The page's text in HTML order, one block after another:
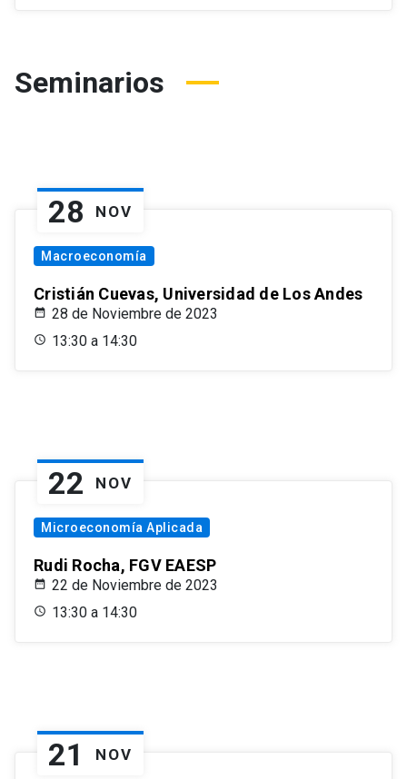
Seminarios
28 NOV
Macroeconomía
Cristián Cuevas, Universidad de Los Andes
28 de Noviembre de 2023
13:30 a 14:30
22 NOV
Microeconomía Aplicada
Rudi Rocha, FGV EAESP
22 de Noviembre de 2023
13:30 a 14:30
21 NOV